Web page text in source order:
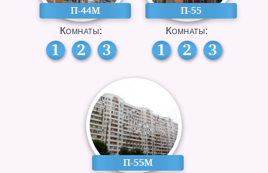
П-44М
Комнаты:
1 2 3
П-55
Комнаты:
1 2 3
П-55М